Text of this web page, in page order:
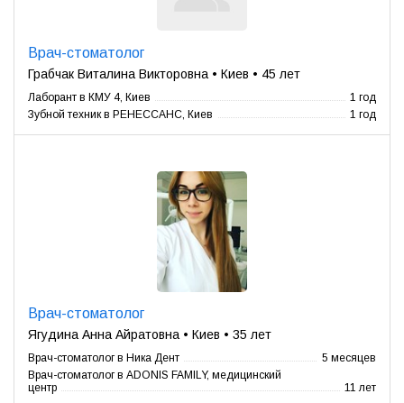
Врач-стоматолог
Грабчак Виталина Викторовна • Киев • 45 лет
Лаборант в КМУ 4, Киев
1 год
Зубной техник в РЕНЕССАНС, Киев
1 год
Врач-стоматолог
Ягудина Анна Айратовна • Киев • 35 лет
Врач-стоматолог в Ника Дент
5 месяцев
Врач-стоматолог в ADONIS FAMILY, медицинский
центр
11 лет